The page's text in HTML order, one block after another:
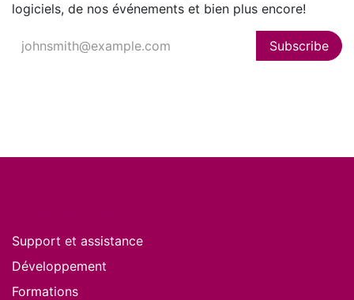
logiciels, de nos événements et bien plus encore!
Subscribe
Support et assistance
Développement
Formations